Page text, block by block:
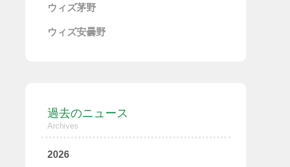
ウィズ茅野
ウィズ安曇野
過去のニュース
Archives
2026